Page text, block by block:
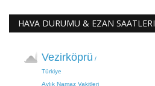
HAVA DURUMU & EZAN SAATLERI